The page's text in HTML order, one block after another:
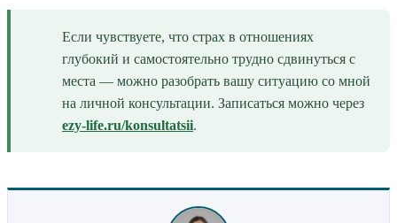
Если чувствуете, что страх в отношениях
глубокий и самостоятельно трудно сдвинуться с
места — можно разобрать вашу ситуацию со мной
на личной консультации. Записаться можно через
ezy-life.ru/konsultatsii.